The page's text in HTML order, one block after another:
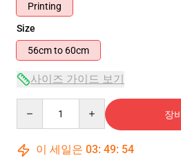
Printing
Size
56cm to 60cm
사이즈 가이드 보기
장
이 세일은 03: 49: 54